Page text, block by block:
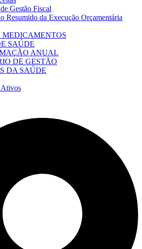
Gestão Fiscal
Resumido da Execução Orçamentária
MEDICAMENTOS
SAÚDE
ANUAL
DE GESTÃO
DA SAÚDE
Ativos